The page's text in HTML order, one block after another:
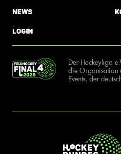
News
Login
Der Hockeyliga
die Organisation
Events, der